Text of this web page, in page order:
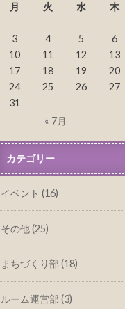
月
火 水 木
3
4 5 6
10
11 12 13
17
18 19 20
24
25 26 27
31
« 7月
カテゴリー
イベント (16)
その他 (25)
まちづくり部 (18)
ルーム運営部 (3)